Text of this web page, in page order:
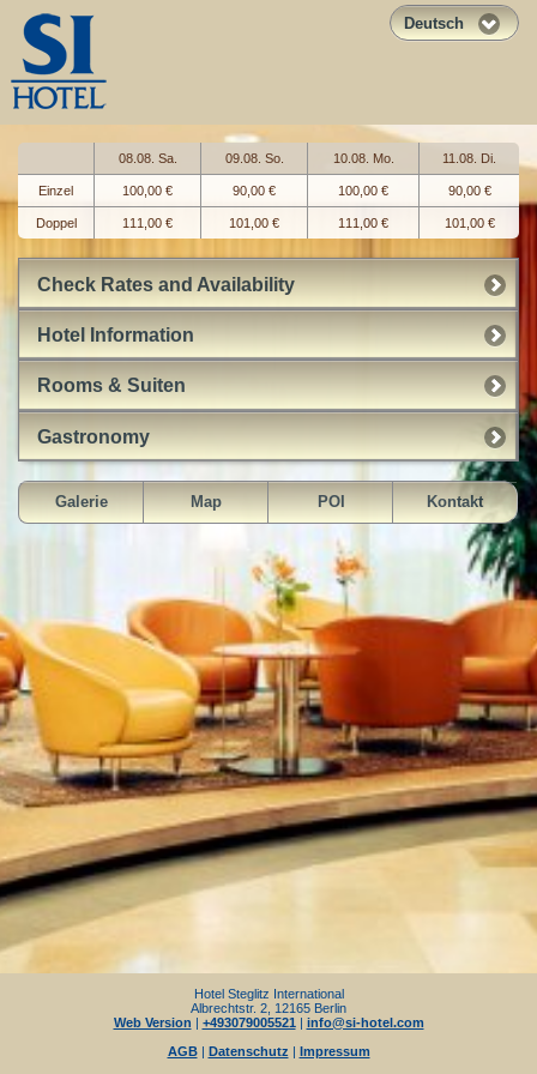
Deutsch
08.08. Sa. 09.08. So. 10.08. Mo. 11.08. Di.
Einzel 100,00 € 90,00 € 100,00 € 90,00 €
Doppel 111,00 € 101,00 € 111,00 € 101,00 €
Check Rates and Availability
Hotel Information
Rooms & Suiten
Gastronomy
Galerie Map POI Kontakt
Hotel Steglitz International
Albrechtstr. 2, 12165 Berlin
Web Version | +493079005521 | info@si-hotel.com
AGB| Datenschutz | Impressum